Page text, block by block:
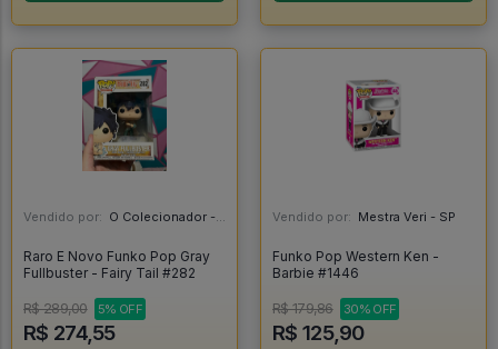
Vendido por: O Colecionador - SP
Raro E Novo Funko Pop Gray
Fullbuster - Fairy Tail #282
R$ 289,00 5% OFF
R$ 274,55
Vendido por: Mestra Veri - SP
Funko Pop Western Ken -
Barbie #1446
R$ 179,86 30% OFF
R$ 125,90